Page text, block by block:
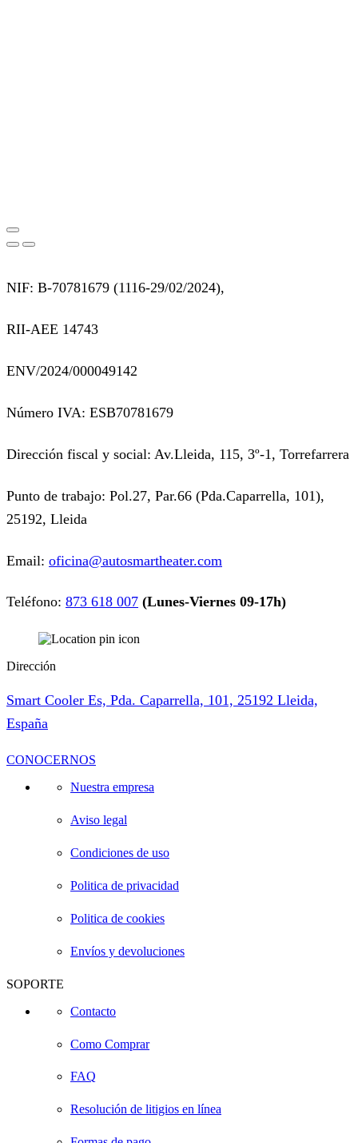
NIF: B-70781679 (1116-29/02/2024),
RII-AEE 14743
ENV/2024/000049142
Número IVA: ESB70781679
Dirección fiscal y social: Av.Lleida, 115, 3º-1, Torrefarrera
Punto de trabajo: Pol.27, Par.66 (Pda.Caparrella, 101),
25192, Lleida
Email: oficina@autosmartheater.com
Teléfono: 873 618 007 (Lunes-Viernes 09-17h)
Dirección
Smart Cooler Es, Pda. Caparrella, 101, 25192 Lleida,
España
CONOCERNOS
Nuestra empresa
Aviso legal
Condiciones de uso
Politica de privacidad
Politica de cookies
Envíos y devoluciones
SOPORTE
Contacto
Como Comprar
FAQ
Resolución de litigios en línea